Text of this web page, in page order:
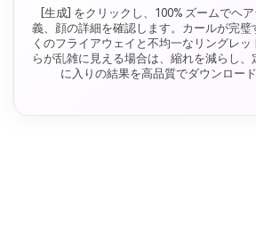
[生成] をクリックし、100% ズームでヘ
義、顔の詳細を確認します。カールが完璧
くのフライアウェイと不均一なリングレ
らが乱雑に見える場合は、縮れを減らし
に入りの結果を高品質でダウンロー